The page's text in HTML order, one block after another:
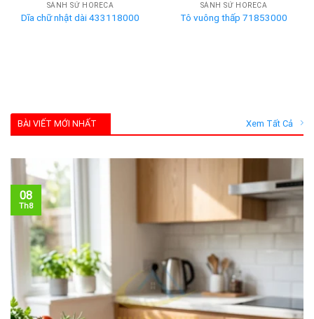
SÀNH SỨ HORECA
Dĩa chữ nhật dài 433118000
SÀNH SỨ HORECA
Tô vuông thấp 71853000
BÀI VIẾT MỚI NHẤT Xem Tất Cả
08
Th8